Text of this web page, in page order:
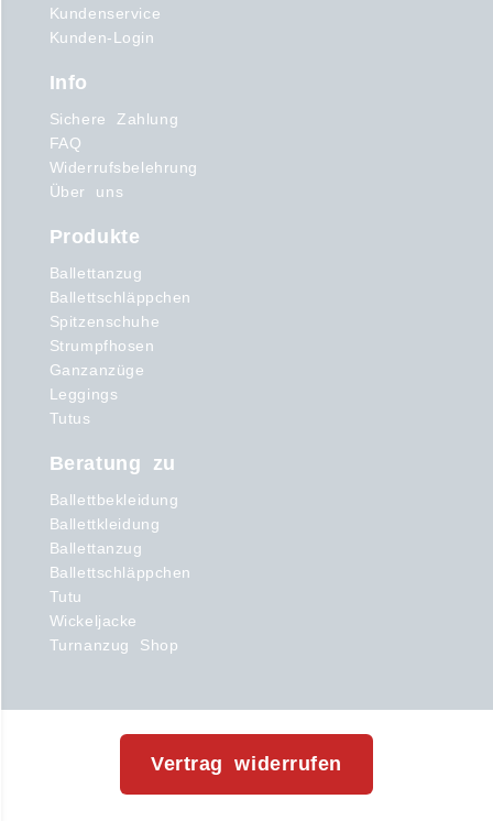
Kundenservice
Kunden-Login
Info
Sichere Zahlung
FAQ
Widerrufsbelehrung
Über uns
Produkte
Ballettanzug
Ballettschläppchen
Spitzenschuhe
Strumpfhosen
Ganzanzüge
Leggings
Tutus
Beratung zu
Ballettbekleidung
Ballettkleidung
Ballettanzug
Ballettschläppchen
Tutu
Wickeljacke
Turnanzug Shop
Vertrag widerrufen